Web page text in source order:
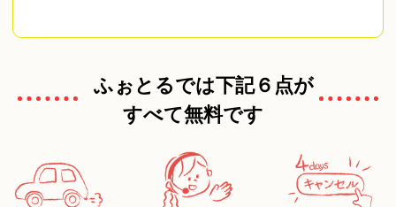
ふぉとるでは下記６点が
すべて無料です